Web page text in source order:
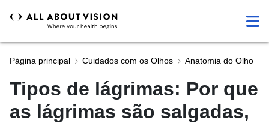
Página principal Cuidados com os Olhos Anatomia do Olho
Tipos de lágrimas: Por que
as lágrimas são salgadas,